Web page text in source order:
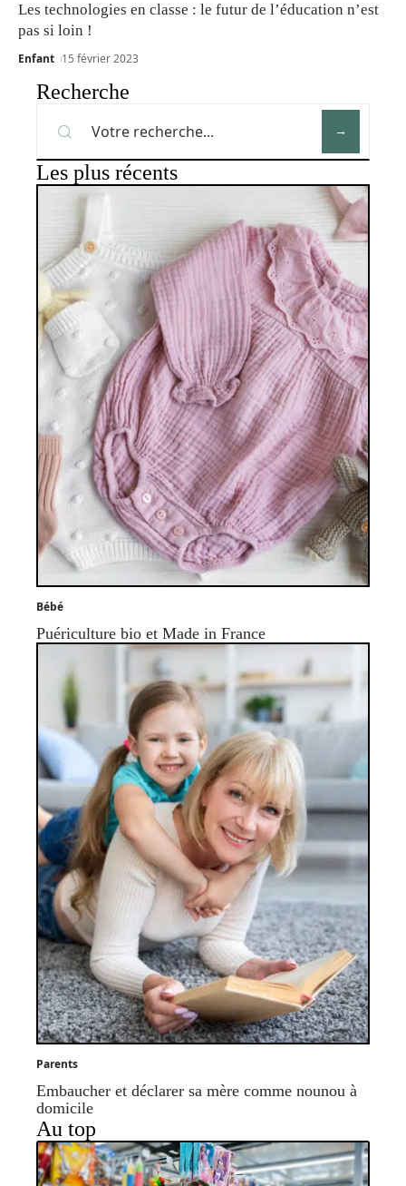
Les technologies en classe : le futur de l’éducation n’est
pas si loin !
Enfant 15 février 2023
Recherche
Les plus récents
Bébé
Puériculture bio et Made in France
Parents
Embaucher et déclarer sa mère comme nounou à
domicile
Au top